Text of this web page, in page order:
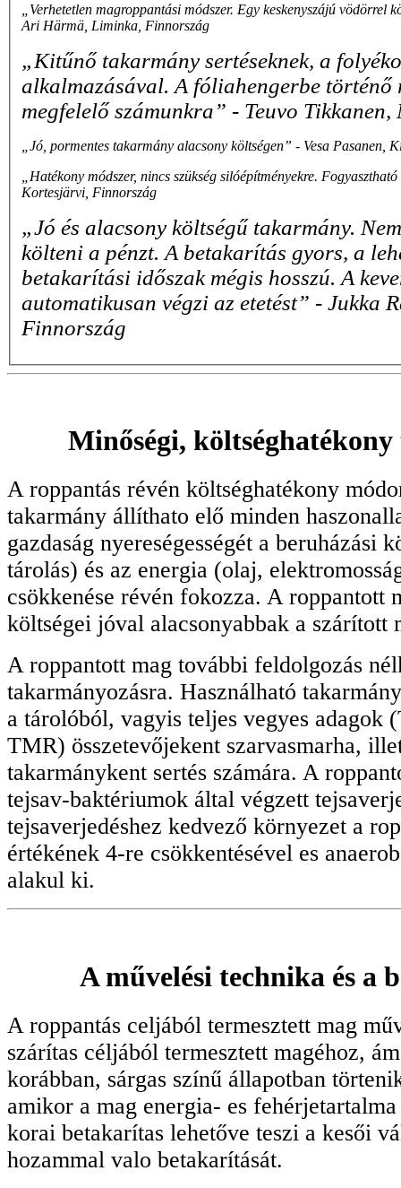
„Verhetetlen magroppantási módszer. Egy keskenyszájú vödörrel
Ari Härmä, Liminka, Finnország
„Kitűnő takarmány sertéseknek, a
alkalmazásával. A fóliahengerbe történő
megfelelő számunkra” - Teuvo
„Jó, pormentes takarmány alacsony költségen” - Vesa Pasanen,
„Hatékony módszer, nincs szükség silóépítményekre.
Kortesjärvi, Finnország
„Jó és alacsony költségű takarmány.
költeni a pénzt. A betakarítás gyors, a
betakarítási időszak mégis hosszú. A
automatikusan végzi az etetést” - Jukka
Finnország
Minőségi,
A roppantás révén költséghatékony
takarmány állíthato elő minden
gazdaság nyereségességét a beruházási
tárolás) és az energia (olaj,
csökkenése révén fokozza. A roppantott
költségei jóval alacsonyabbak a szárított
A roppantott mag további feldolgozás
takarmányozásra. Használható
a tárolóból, vagyis teljes vegyes adagok
TMR) összetevőjekent szarvasmarha,
takarmánykent sertés számára. A
tejsav-baktériumok által végzett
tejsaverjedéshez kedvező környezet a
értékének 4-re csökkentésével es
alakul ki.
A művelési technika és a
A roppantás celjából termesztett mag
szárítas céljából termesztett magéhoz,
korábban, sárgas színű állapotban
amikor a mag energia- es
korai betakarítas lehetőve teszi a kesői
hozammal valo betakarítását.